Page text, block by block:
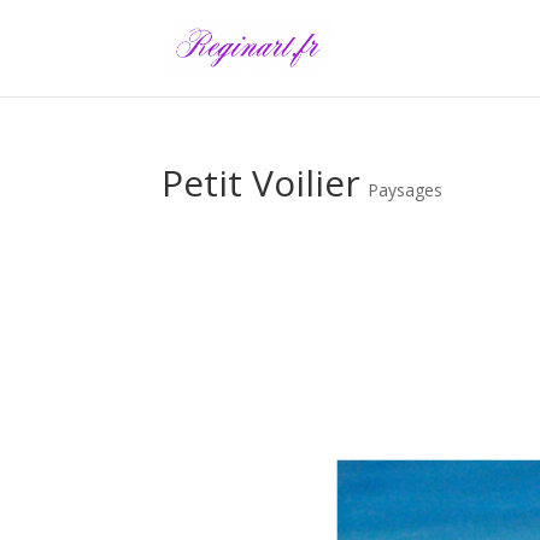
Petit Voilier Paysages